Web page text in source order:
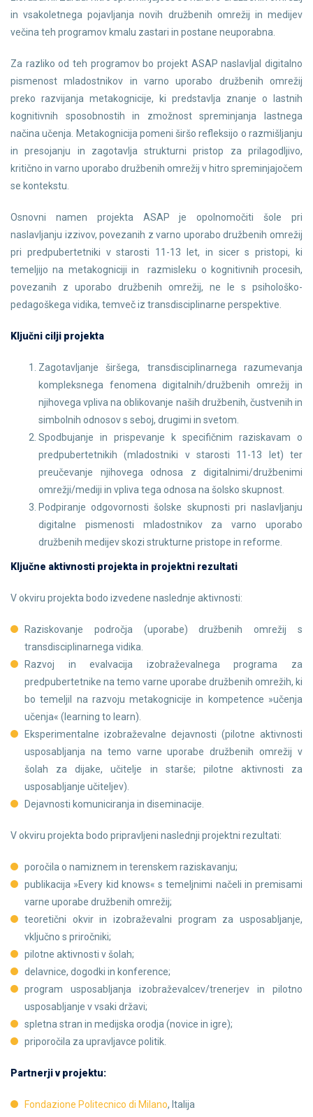
in vsakoletnega pojavljanja novih družbenih omrežij in medijev
večina teh programov kmalu zastari in postane neuporabna.
Za razliko od teh programov bo projekt ASAP naslavljal digitalno
pismenost mladostnikov in varno uporabo družbenih omrežij
preko razvijanja metakognicije, ki predstavlja znanje o lastnih
kognitivnih sposobnostih in zmožnost spreminjanja lastnega
načina učenja. Metakognicija pomeni širšo refleksijo o razmišljanju
in presojanju in zagotavlja strukturni pristop za prilagodljivo,
kritično in varno uporabo družbenih omrežij v hitro spreminjajočem
se kontekstu.
Osnovni namen projekta ASAP je opolnomočiti šole pri
naslavljanju izzivov, povezanih z varno uporabo družbenih omrežij
pri predpubertetniki v starosti 11-13 let, in sicer s pristopi, ki
temeljijo na metakogniciji in razmisleku o kognitivnih procesih,
povezanih z uporabo družbenih omrežij, ne le s psihološko-
pedagoškega vidika, temveč iz transdisciplinarne perspektive.
Ključni cilji projekta
Zagotavljanje širšega, transdisciplinarnega razumevanja
kompleksnega fenomena digitalnih/družbenih omrežij in
njihovega vpliva na oblikovanje naših družbenih, čustvenih in
simbolnih odnosov s seboj, drugimi in svetom.
Spodbujanje in prispevanje k specifičnim raziskavam o
predpubertetnikih (mladostniki v starosti 11-13 let) ter
preučevanje njihovega odnosa z digitalnimi/družbenimi
omrežji/mediji in vpliva tega odnosa na šolsko skupnost.
Podpiranje odgovornosti šolske skupnosti pri naslavljanju
digitalne pismenosti mladostnikov za varno uporabo
družbenih medijev skozi strukturne pristope in reforme.
Ključne aktivnosti projekta in projektni rezultati
V okviru projekta bodo izvedene naslednje aktivnosti:
Raziskovanje področja (uporabe) družbenih omrežij s
transdisciplinarnega vidika.
Razvoj in evalvacija izobraževalnega programa za
predpubertetnike na temo varne uporabe družbenih omrežih, ki
bo temeljil na razvoju metakognicije in kompetence »učenja
učenja« (learning to learn).
Eksperimentalne izobraževalne dejavnosti (pilotne aktivnosti
usposabljanja na temo varne uporabe družbenih omrežij v
šolah za dijake, učitelje in starše; pilotne aktivnosti za
usposabljanje učiteljev).
Dejavnosti komuniciranja in diseminacije.
V okviru projekta bodo pripravljeni naslednji projektni rezultati:
poročila o namiznem in terenskem raziskavanju;
publikacija »Every kid knows« s temeljnimi načeli in premisami
varne uporabe družbenih omrežij;
teoretični okvir in izobraževalni program za usposabljanje,
vključno s priročniki;
pilotne aktivnosti v šolah;
delavnice, dogodki in konference;
program usposabljanja izobraževalcev/trenerjev in pilotno
usposabljanje v vsaki državi;
spletna stran in medijska orodja (novice in igre);
priporočila za upravljavce politik.
Partnerji v projektu:
Fondazione Politecnico di Milano, Italija